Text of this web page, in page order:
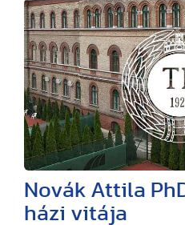
Novák Attila
házi vitája